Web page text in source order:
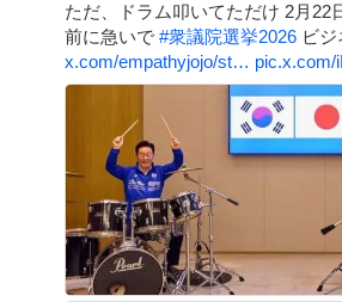
ただ、ドラム叩いてただけ 2月22
前に急いで #衆議院選挙2026 ビ
x.com/empathyjojo/st… pic.x.com/